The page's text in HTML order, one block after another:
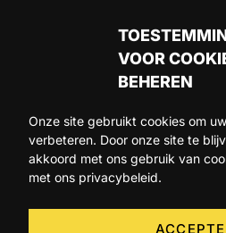
VOOR
BEHEREN
Onze site gebruikt cookies om
verbeteren. Door onze site te
akkoord met ons gebruik van
met ons privacybeleid.
ARTIKELS